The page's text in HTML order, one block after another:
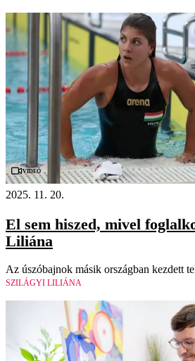
Videó
2025. 11. 20.
El sem hiszed, mivel
Liliána
Az úszóbajnok másik országban kezdett
SZILÁGYI LILIÁNA